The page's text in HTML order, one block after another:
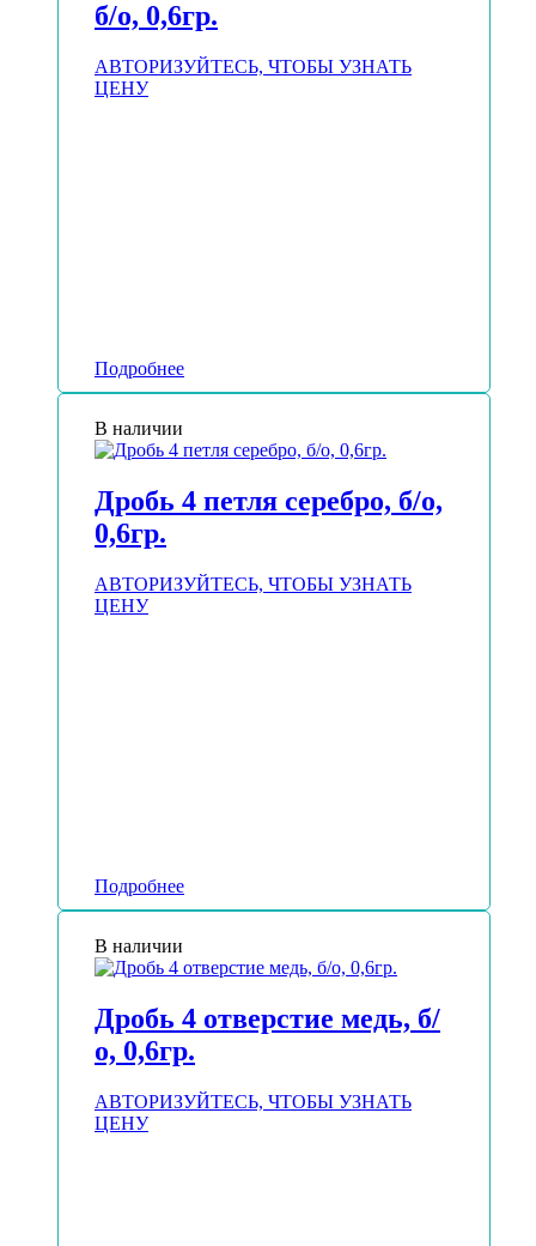
б/о, 0,6гр.
АВТОРИЗУЙТЕСЬ, ЧТОБЫ УЗНАТЬ
ЦЕНУ
Подробнее
В наличии
Дробь 4 петля серебро, б/о,
0,6гр.
АВТОРИЗУЙТЕСЬ, ЧТОБЫ УЗНАТЬ
ЦЕНУ
Подробнее
В наличии
Дробь 4 отверстие медь, б/
о, 0,6гр.
АВТОРИЗУЙТЕСЬ, ЧТОБЫ УЗНАТЬ
ЦЕНУ